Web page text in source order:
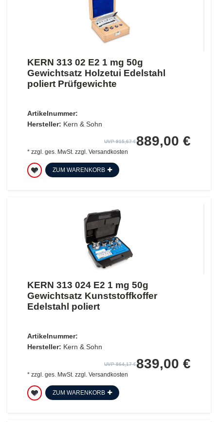
KERN 313 02 E2 1 mg 50g
Gewichtsatz Holzetui Edelstahl
poliert Prüfgewichte
Artikelnummer:
Hersteller: Kern & Sohn
UVP 915,67 €889,00 €
* zzgl. ges. MwSt.zzgl. Versandkosten
ZUM WARENKORB
KERN 313 024 E2 1 mg 50g
Gewichtsatz Kunststoffkoffer
Edelstahl poliert
Artikelnummer:
Hersteller: Kern & Sohn
UVP 864,17 €839,00 €
* zzgl. ges. MwSt. zzgl. Versandkosten
ZUM WARENKORB